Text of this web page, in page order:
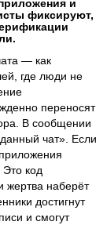
и
фиксируют,
— как
где люди не
переносят
В сообщении
чат». Если
Это код
жертва наберёт
достигнут
и смогут